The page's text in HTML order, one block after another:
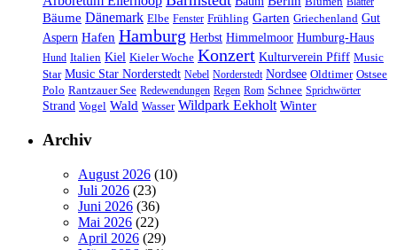
Bäume Dänemark Elbe Fenster Frühling Garten Griechenland Gut
Aspern Hafen Hamburg Herbst Himmelmoor Humburg-Haus
Hund Italien Kiel Kieler Woche Konzert Kulturverein Pfiff Music
Star Music Star Norderstedt Nebel Norderstedt Nordsee Oldtimer Ostsee
Polo Rantzauer See Redewendungen Regen Rom Schnee Sprichwörter
Strand Vogel Wald Wasser Wildpark Eekholt Winter
Archiv
August 2026 (10)
Juli 2026 (23)
Juni 2026 (36)
Mai 2026 (22)
April 2026 (29)